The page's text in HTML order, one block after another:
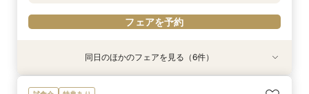
フェアを予約
特典あり
＼料理重視の方へ／最高グレードへUP特典付◎
特典あり
【BIG】フェア選びに迷ったらこちら！【当館人
特典あり
＼会費婚を検討の方向け／試食付き◎お披露目
特典あり
＼駅直結＆ワンフロア貸切／持込OK×自由度◎贅
特典あり
【自己負担ゼロで叶う】パーティースタイル提
特典あり
＼1件目来館特典有／贅沢試食付◆見積もり＆日
同日のほかのフェアを見る（6件）